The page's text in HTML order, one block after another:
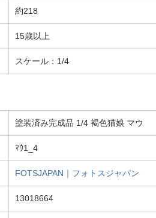
約218
15歳以上
スケール：1/4
塗装済み完成品 1/4 褐色猫娘 マウ
ﾏｳ1_4
FOTSJAPAN｜フォトスジャパン
13018664